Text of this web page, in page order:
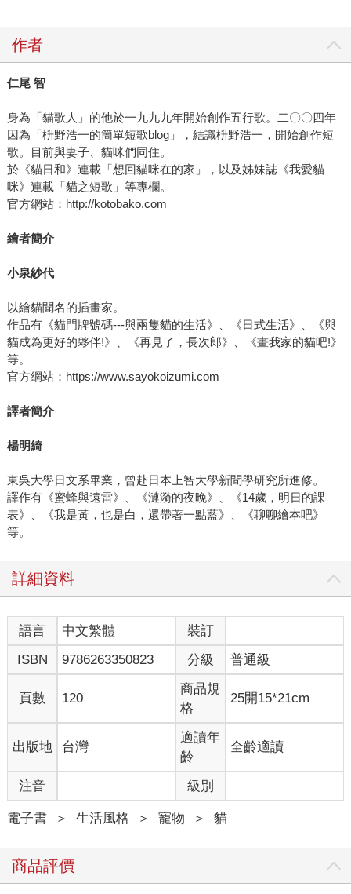
作者
仁尾 智
身為「貓歌人」的他於一九九九年開始創作五行歌。二〇〇四年
因為「枡野浩一的簡單短歌blog」，結識枡野浩一，開始創作短
歌。目前與妻子、貓咪們同住。
於《貓日和》連載「想回貓咪在的家」，以及姊妹誌《我愛貓
咪》連載「貓之短歌」等專欄。
官方網站：http://kotobako.com
繪者簡介
小泉紗代
以繪貓聞名的插畫家。
作品有《貓門牌號碼---與兩隻貓的生活》、《日式生活》、《與
貓成為更好的夥伴!》、《再見了，長次郎》、《畫我家的貓吧!》
等。
官方網站：https://www.sayokoizumi.com
譯者簡介
楊明綺
東吳大學日文系畢業，曾赴日本上智大學新聞學研究所進修。
譯作有《蜜蜂與遠雷》、《漣漪的夜晚》、《14歲，明日的課
表》、《我是黃，也是白，還帶著一點藍》、《聊聊繪本吧》
等。
詳細資料
語言 中文繁體
裝訂
ISBN
9786263350823 分級 普通級
頁數 120
商品規
格
25開15*21cm
出版地 台灣
適讀年
齡
全齡適讀
注音 級別
電子書 ＞ 生活風格 ＞ 寵物 ＞ 貓
商品評價